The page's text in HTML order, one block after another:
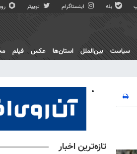
بله اینستاگرام توییتر
سیاست بین‌الملل استان‌ها عکس فیلم
تازه‌ترین اخبار